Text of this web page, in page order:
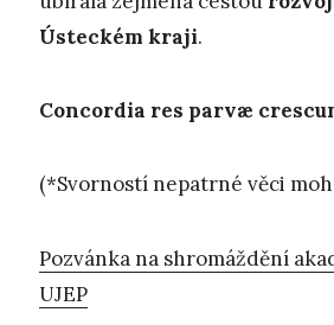
Ústeckém kraji.
Concordia res parvæ
(*Svorností nepatrné věci
Pozvánka na shromáždění
UJEP